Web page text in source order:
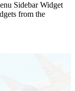
Sidebar Widget
from the